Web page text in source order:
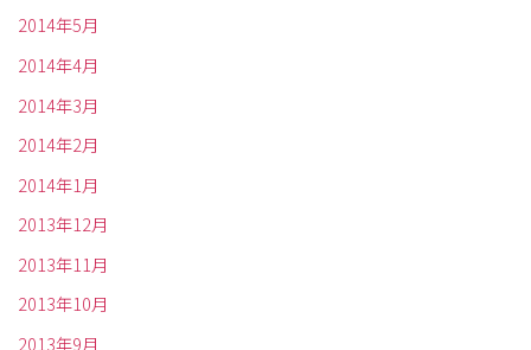
2014年5月
2014年4月
2014年3月
2014年2月
2014年1月
2013年12月
2013年11月
2013年10月
2013年9月